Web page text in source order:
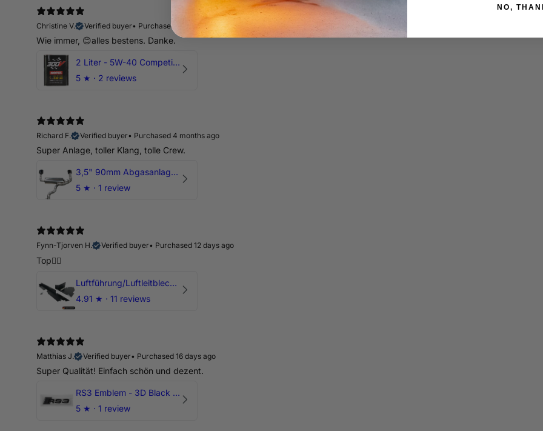
Christine V.
Verified buyer• Purchased 14 days ago
Wie immer, 😊alles bestens. Danke.
2 Liter - 5W-40 Competition 300V Motul Motoröl
5 ★ · 2 reviews
Richard F.
Verified buyer• Purchased 4 months ago
Super Anlage, toller Klang, tolle Crew.
3,5" 90mm Abgasanlage AUDI RSQ3 DNWA 2.5 TFSI
5 ★ · 1 review
Fynn-Tjorven H.
Verified buyer• Purchased 12 days ago
Top👍🏼
Luftführung/Luftleitblech 5" 125mm offene Ansaugung HPerformance
4.91 ★ · 11 reviews
Matthias J.
Verified buyer• Purchased 16 days ago
Super Qualität! Einfach schön und dezent.
RS3 Emblem - 3D Black Edition - Schwarz/Schwarz Logo Modellschriftzug
5 ★ · 1 review
NO,